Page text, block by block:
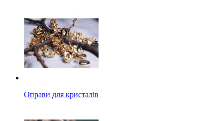
Оправи для кристалів